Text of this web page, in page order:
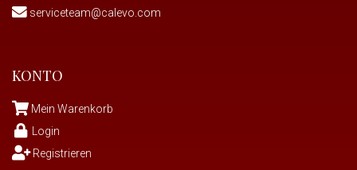
serviceteam@calevo.com
KONTO
Mein Warenkorb
Login
Registrieren